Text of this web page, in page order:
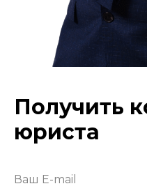
Получить
юриста